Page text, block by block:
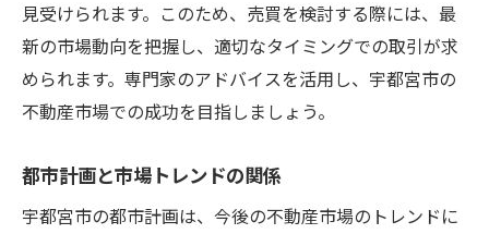
見受けられます。このため、売買を検討する際には、最
新の市場動向を把握し、適切なタイミングでの取引が求
められます。専門家のアドバイスを活用し、宇都宮市の
不動産市場での成功を目指しましょう。
都市計画と市場トレンドの関係
宇都宮市の都市計画は、今後の不動産市場のトレンドに